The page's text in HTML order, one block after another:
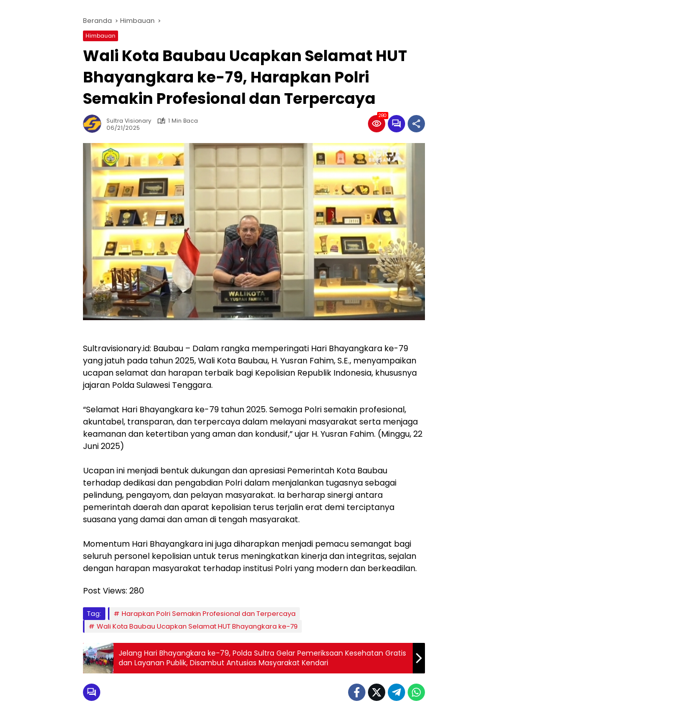
Beranda Himbauan
Himbauan
Wali Kota Baubau Ucapkan Selamat HUT
Bhayangkara ke-79, Harapkan Polri
Semakin Profesional dan Terpercaya
Sultra Visionary
1 Min Baca
06/21/2025
280
Sultravisionary.id: Baubau – Dalam rangka memperingati Hari Bhayangkara ke-79
yang jatuh pada tahun 2025, Wali Kota Baubau, H. Yusran Fahim, S.E., menyampaikan
ucapan selamat dan harapan terbaik bagi Kepolisian Republik Indonesia, khususnya
jajaran Polda Sulawesi Tenggara.
“Selamat Hari Bhayangkara ke-79 tahun 2025. Semoga Polri semakin profesional,
akuntabel, transparan, dan terpercaya dalam melayani masyarakat serta menjaga
keamanan dan ketertiban yang aman dan kondusif,” ujar H. Yusran Fahim. (Minggu, 22
Juni 2025)
Ucapan ini menjadi bentuk dukungan dan apresiasi Pemerintah Kota Baubau
terhadap dedikasi dan pengabdian Polri dalam menjalankan tugasnya sebagai
pelindung, pengayom, dan pelayan masyarakat. Ia berharap sinergi antara
pemerintah daerah dan aparat kepolisian terus terjalin erat demi terciptanya
suasana yang damai dan aman di tengah masyarakat.
Momentum Hari Bhayangkara ini juga diharapkan menjadi pemacu semangat bagi
seluruh personel kepolisian untuk terus meningkatkan kinerja dan integritas, sejalan
dengan harapan masyarakat terhadap institusi Polri yang modern dan berkeadilan.
Post Views: 280
Tag:
Harapkan Polri Semakin Profesional dan Terpercaya
Wali Kota Baubau Ucapkan Selamat HUT Bhayangkara ke-79
Jelang Hari Bhayangkara ke-79, Polda Sultra Gelar Pemeriksaan Kesehatan Gratis
dan Layanan Publik, Disambut Antusias Masyarakat Kendari